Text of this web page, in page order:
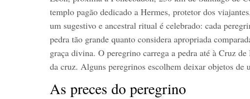
templo pagão dedicado a Hermes, protetor dos
um sugestivo e ancestral ritual é celebrado: cada
pedra tão grande quanto considera apropriada
graça divina. O peregrino carrega a pedra até à Cruz
da cruz. Alguns peregrinos escolhem deixar objetos de
As preces do peregrino